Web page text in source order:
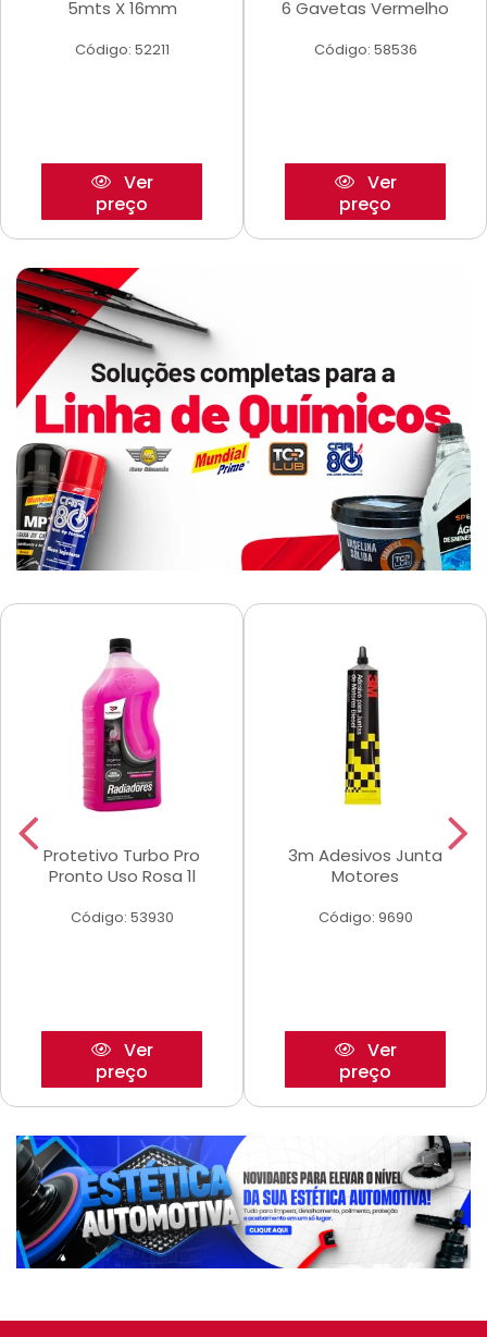
5mts X 16mm
Código: 52211
Ver
preço
6 Gavetas Vermelho
Código: 58536
Ver
preço
Protetivo Turbo Pro
Pronto Uso Rosa 1l
Código: 53930
Ver
preço
3m Adesivos Junta
Motores
Código: 9690
Ver
preço